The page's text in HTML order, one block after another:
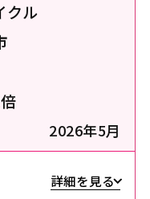
クル
2026年5月
詳細を見る